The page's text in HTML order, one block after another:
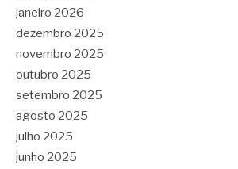
janeiro 2026
dezembro 2025
novembro 2025
outubro 2025
setembro 2025
agosto 2025
julho 2025
junho 2025